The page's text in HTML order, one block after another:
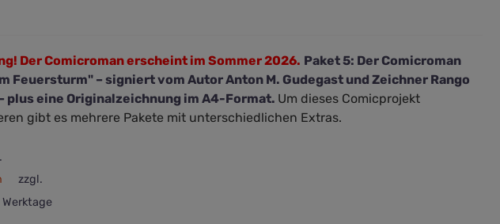
Der Comicroman erscheint im Sommer 2026. Paket 5: Der Comicroman
Feuersturm" – signiert vom Autor Anton M. Gudegast und Zeichner Rango
plus eine Originalzeichnung im A4-Format. Um dieses Comicprojekt
gibt es mehrere Pakete mit unterschiedlichen Extras.
zzgl.